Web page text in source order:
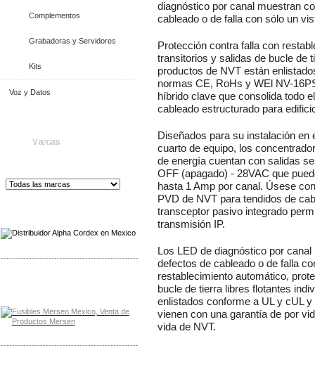
Complementos
Grabadoras y Servidores
Kits
Voz y Datos
Marcas
-------------------------------------------------
-------------------------------------------------
diagnóstico por canal muestran
cableado o de falla con sólo un
Protección contra falla con
transitorios y salidas de bucle de
productos de NVT están
normas CE, RoHs y WEl NV-
híbrido clave que consolida todo
cableado estructurado para
Diseñados para su instalación
cuarto de equipo, los
de energía cuentan con salidas
OFF (apagado) - 28VAC que
hasta 1 Amp por canal. Úsese
PVD de NVT para tendidos de
transceptor pasivo integrado
transmisión IP.
Los LED de diagnóstico por
defectos de cableado o de falla
restablecimiento automático,
bucle de tierra libres flotantes
enlistados conforme a UL y cUL
vienen con una garantía de por
vida de NVT.